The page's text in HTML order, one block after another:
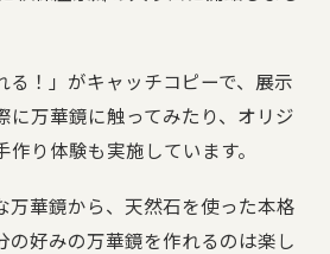
る！」がキャッチコピーで、展示
に万華鏡に触ってみたり、オリジ
り体験も実施しています。
万華鏡から、天然石を使った本格
の好みの万華鏡を作れるのは楽し